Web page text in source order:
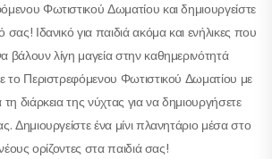
Φωτιστικού Δωματίου και δημιουργείστε
Ιδανικό για παιδιά ακόμα και ενήλικες που
λίγη μαγεία στην καθημερινότητά
το Περιστρεφόμενου Φωτιστικού Δωματίου με
διάρκεια της νύχτας για να δημιουργήσετε
Δημιουργείστε ένα μίνι πλανητάριο μέσα στο
ορίζοντες στα παιδιά σας!